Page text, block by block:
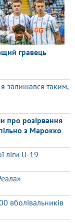
гравець
залишався таким,
про розірвання
з Марокко
ліги U-19
вболівальників